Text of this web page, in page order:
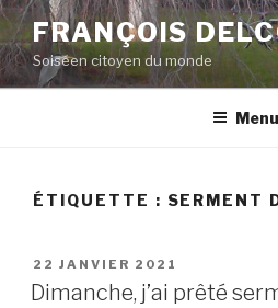
Aller
au
contenu
principal
FRANÇOIS
Soiséen citoyen du monde
Menu
ÉTIQUETTE : SERMENT
PUBLIÉ
LE
22 JANVIER 2021
Dimanche, j’ai prêté